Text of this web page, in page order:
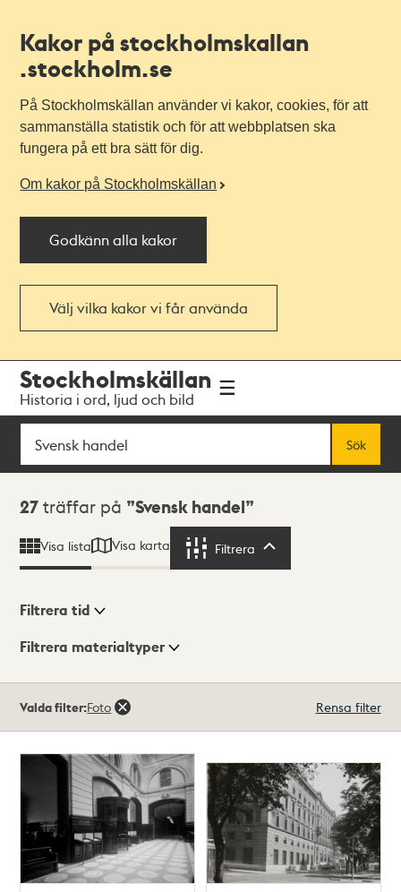
Kakor på stockholmskallan
.stockholm.se
På Stockholmskällan använder vi kakor, cookies, för att
sammanställa statistik och för att webbplatsen ska
fungera på ett bra sätt för dig.
Om kakor på Stockholmskällan
Godkänn alla kakor
Välj vilka kakor vi får använda
navigationen
huvudinnehållet
Stockholmskällan
Historia i ord, ljud och bild
Sök
Sök
Sökresultat
27 träffar på Svensk handel
Visa lista Visa karta Filtrera
Visningsläge
Filtrera tid
Filtrera materialtyper
träffar
Valda filter:Foto Rensa filter